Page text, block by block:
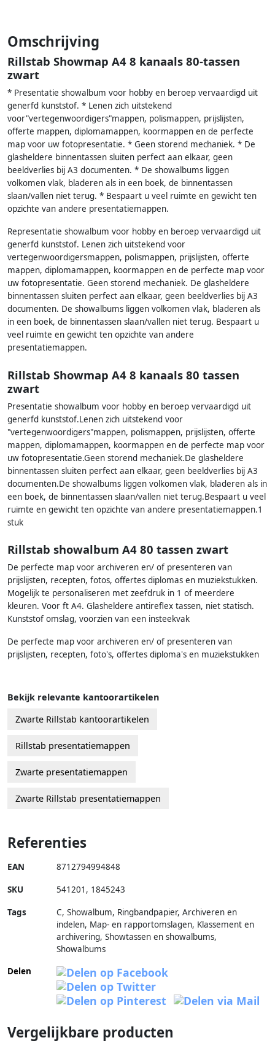
Omschrijving
Rillstab Showmap A4 8 kanaals 80-tassen
zwart
* Presentatie showalbum voor hobby en beroep vervaardigd uit
generfd kunststof. * Lenen zich uitstekend
voor"vertegenwoordigers"mappen, polismappen, prijslijsten,
offerte mappen, diplomamappen, koormappen en de perfecte
map voor uw fotopresentatie. * Geen storend mechaniek. * De
glasheldere binnentassen sluiten perfect aan elkaar, geen
beeldverlies bij A3 documenten. * De showalbums liggen
volkomen vlak, bladeren als in een boek, de binnentassen
slaan/vallen niet terug. * Bespaart u veel ruimte en gewicht ten
opzichte van andere presentatiemappen.
Representatie showalbum voor hobby en beroep vervaardigd uit
generfd kunststof. Lenen zich uitstekend voor
vertegenwoordigersmappen, polismappen, prijslijsten, offerte
mappen, diplomamappen, koormappen en de perfecte map voor
uw fotopresentatie. Geen storend mechaniek. De glasheldere
binnentassen sluiten perfect aan elkaar, geen beeldverlies bij A3
documenten. De showalbums liggen volkomen vlak, bladeren als
in een boek, de binnentassen slaan/vallen niet terug. Bespaart u
veel ruimte en gewicht ten opzichte van andere
presentatiemappen.
Rillstab Showmap A4 8 kanaals 80 tassen
zwart
Presentatie showalbum voor hobby en beroep vervaardigd uit
generfd kunststof.Lenen zich uitstekend voor
"vertegenwoordigers"mappen, polismappen, prijslijsten, offerte
mappen, diplomamappen, koormappen en de perfecte map voor
uw fotopresentatie.Geen storend mechaniek.De glasheldere
binnentassen sluiten perfect aan elkaar, geen beeldverlies bij A3
documenten.De showalbums liggen volkomen vlak, bladeren als in
een boek, de binnentassen slaan/vallen niet terug.Bespaart u veel
ruimte en gewicht ten opzichte van andere presentatiemappen.1
stuk
Rillstab showalbum A4 80 tassen zwart
De perfecte map voor archiveren en/ of presenteren van
prijslijsten, recepten, fotos, offertes diplomas en muziekstukken.
Mogelijk te personaliseren met zeefdruk in 1 of meerdere
kleuren. Voor ft A4. Glasheldere antireflex tassen, niet statisch.
Kunststof omslag, voorzien van een insteekvak
De perfecte map voor archiveren en/ of presenteren van
prijslijsten, recepten, foto's, offertes diploma's en muziekstukken
Bekijk relevante kantoorartikelen
Zwarte Rillstab kantoorartikelen
Rillstab presentatiemappen
Zwarte presentatiemappen
Zwarte Rillstab presentatiemappen
Referenties
EAN 8712794994848
SKU 541201 , 1845243
Tags
C, Showalbum, Ringbandpapier, Archiveren en
indelen, Map- en rapportomslagen, Klassement en
archivering, Showtassen en showalbums,
Showalbums
Delen
Vergelijkbare producten